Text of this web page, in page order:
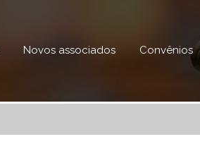
Novos associados Convênios